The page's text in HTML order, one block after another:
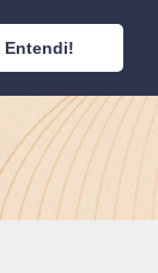
Entendi!